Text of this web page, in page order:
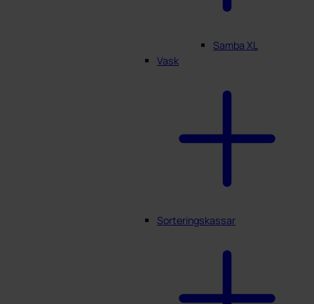
Samba XL
Vask
Sorteringskassar